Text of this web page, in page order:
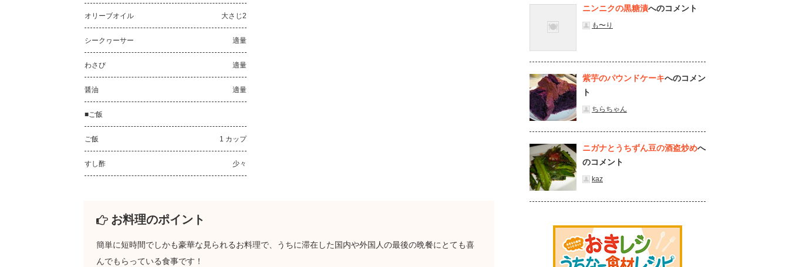
オリーブオイル 大さじ2
シークヮーサー 適量
わさび 適量
醤油 適量
■ご飯
ご飯 1 カップ
すし酢 少々
お料理のポイント
簡単に短時間でしかも豪華な見られるお料理で、うちに滞在した国内や外国人の最後の晩餐にとても喜
んでもらっている食事です！
ニンニクの黒糖漬へのコメント
も〜り
紫芋のパウンドケーキへのコメン
ト
ちらちゃん
ニガナとうちずん豆の酒盗炒めへ
のコメント
kaz